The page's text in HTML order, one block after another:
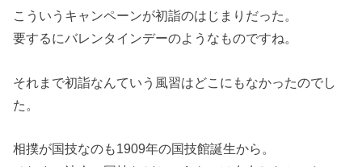
こういうキャンペーンが初詣のはじまりだった。
要するにバレンタインデーのようなものですね。
それまで初詣なんていう風習はどこにもなかったのでし
た。
相撲が国技なのも1909年の国技館誕生から。